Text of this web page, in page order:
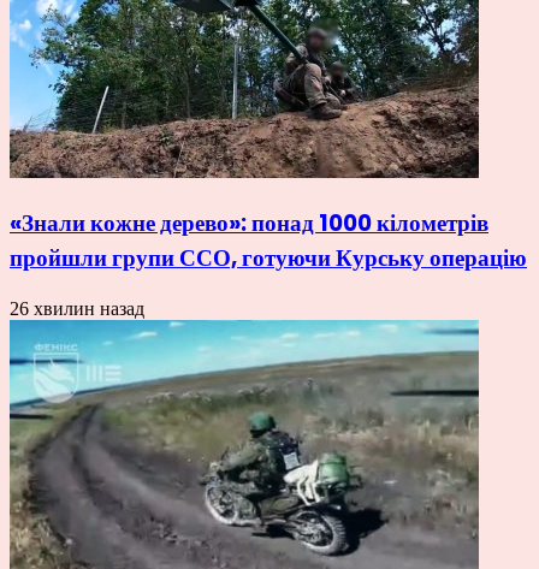
«Знали кожне дерево»: понад 1000 кілометрів
пройшли групи ССО, готуючи Курську операцію
26 хвилин назад